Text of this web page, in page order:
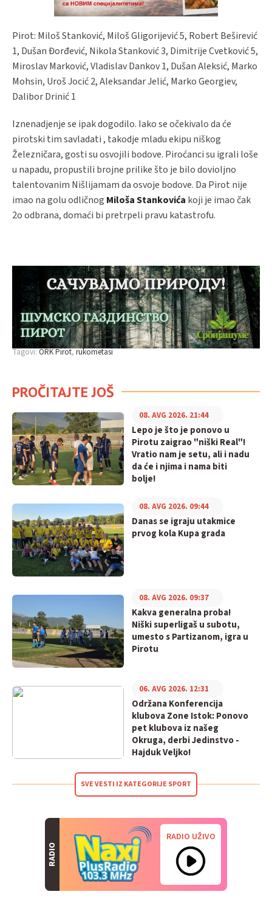
Pirot: Miloš Stanković, Miloš Gligorijević 5, Robert Beširević
1, Dušan Đorđević, Nikola Stanković 3, Dimitrije Cvetković 5,
Miroslav Marković, Vladislav Dankov 1, Dušan Aleksić, Marko
Mohsin, Uroš Jocić 2, Aleksandar Jelić, Marko Georgiev,
Dalibor Drinić 1
Iznenadjenje se ipak dogodilo. Iako se očekivalo da će
pirotski tim savladati , takodje mladu ekipu niškog
Železničara, gosti su osvojili bodove. Piroćanci su igrali loše
u napadu, propustili brojne prilike što je bilo dovioljno
talentovanim Nišlijamam da osvoje bodove. Da Pirot nije
imao na golu odličnog Miloša Stankovića koji je imao čak
2o odbrana, domaći bi pretrpeli pravu katastrofu.
Tagovi:ORK Pirot rukometasi
PROČITAJTE JOŠ
Lepo je što je ponovo u
Pirotu zaigrao "niški Real"!
Vratio nam je setu, ali i nadu
da će i njima i nama biti
bolje!
08. AVG 2026. 21:44
Danas se igraju utakmice
prvog kola Kupa grada
08. AVG 2026. 09:44
Kakva generalna proba!
Niški superligaš u subotu,
umesto s Partizanom, igra u
Pirotu
08. AVG 2026. 09:37
Održana Konferencija
klubova Zone Istok: Ponovo
pet klubova iz našeg
Okruga, derbi Jedinstvo -
Hajduk Veljko!
06. AVG 2026. 12:31
SVE VESTI IZ KATEGORIJE SPORT
RADIO
RADIO UŽIVO